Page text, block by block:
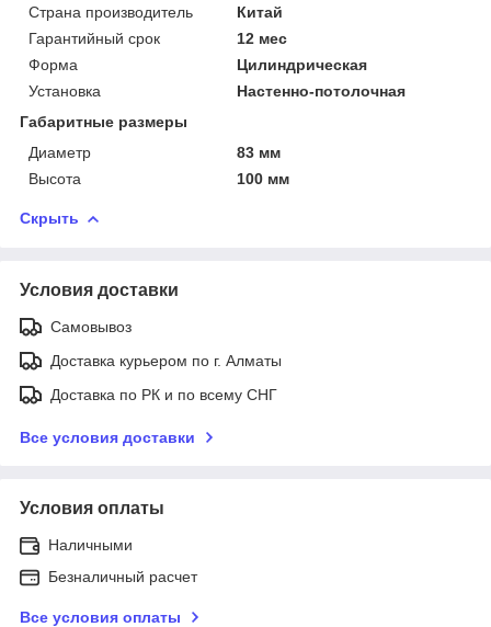
Страна производитель
Китай
Гарантийный срок
12 мес
Форма
Цилиндрическая
Установка
Настенно-потолочная
Габаритные размеры
Диаметр
83 мм
Высота
100 мм
Скрыть
Условия доставки
Самовывоз
Доставка курьером по г. Алматы
Доставка по РК и по всему СНГ
Все условия доставки
Условия оплаты
Наличными
Безналичный расчет
Все условия оплаты